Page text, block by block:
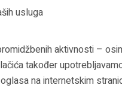
usluga
aktivnosti –
također
na internetskim